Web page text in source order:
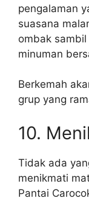
pengalaman
suasana
ombak
minuman
Berkemah
grup yang
10.
Tidak ada
menikmati
Pantai